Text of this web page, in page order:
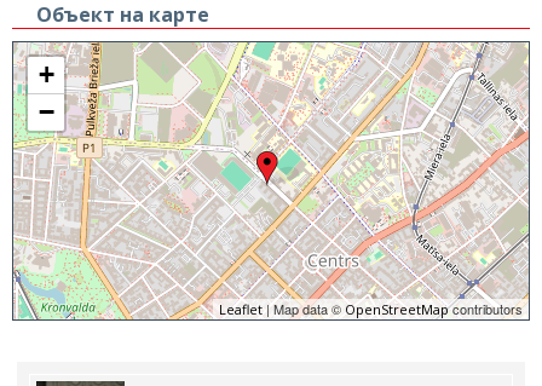
Объект на карте
+
−
Leaflet| Map data © OpenStreetMapcontributors